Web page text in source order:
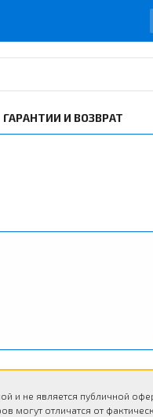
ГАРАНТИИ И ВОЗВРАТ
и не является публичной
могут отличатся от